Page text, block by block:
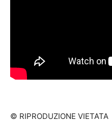
© RIPRODUZIONE VIETATA